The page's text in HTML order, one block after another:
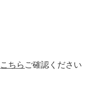
こちら ご確認ください